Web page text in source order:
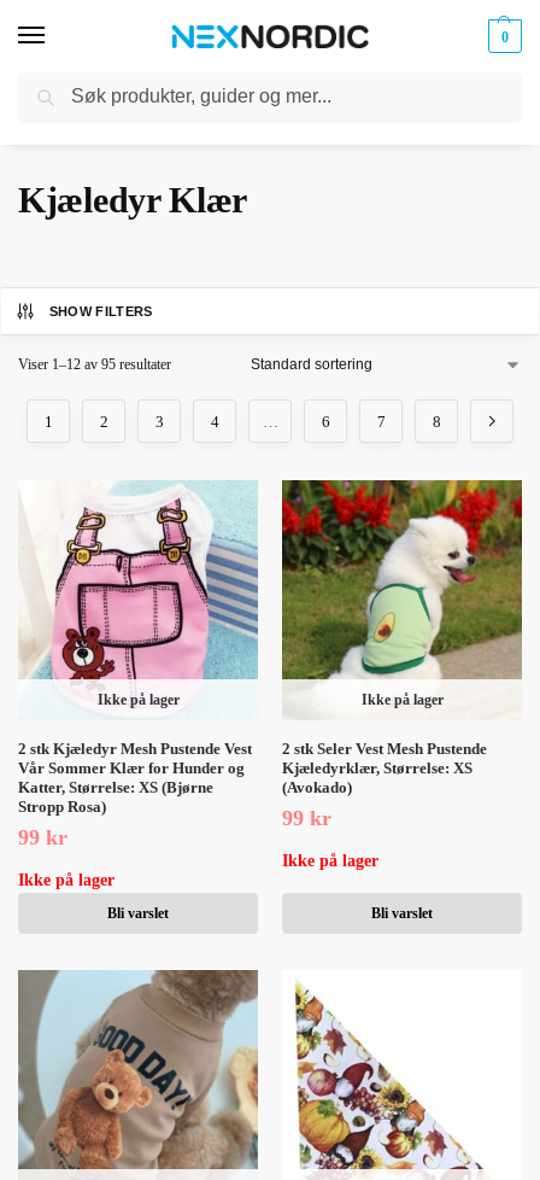
0
til
Kabler
Kjæledyr Klær
SHOW FILTERS
Viser 1–12 av 95 resultater
1 2 3 4 … 6 7 8
Ikke på lager
2 stk Kjæledyr Mesh Pustende Vest
Vår Sommer Klær for Hunder og
Katter, Størrelse: XS (Bjørne
Stropp Rosa)
99 kr
Ikke på lager
Bli varslet
Ikke på lager
2 stk Seler Vest Mesh Pustende
Kjæledyrklær, Størrelse: XS
(Avokado)
99 kr
Ikke på lager
Bli varslet